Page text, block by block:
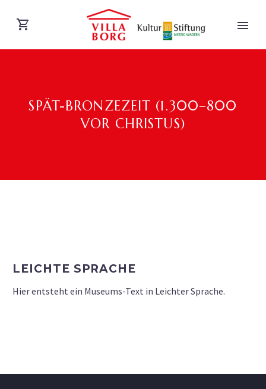
SPÄT-BRONZEZEIT (1.300–800
VOR CHRISTUS)
LEICHTE SPRACHE
Hier entsteht ein Museums-Text in Leichter Sprache.